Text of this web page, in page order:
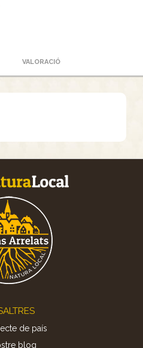
VALORACIÓ
de país
blog